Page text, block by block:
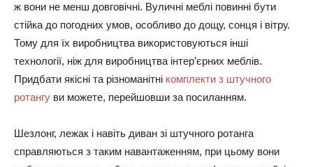
ж вони не менш довговічні. Вуличні меблі повинні бути
стійка до погодних умов, особливо до дощу, сонця і вітру.
Тому для їх виробництва використовуються інші
технології, ніж для виробництва інтер’єрних меблів.
Придбати якісні та різноманітні комплекти з штучного
ротангу ви можете, перейшовши за посиланням.
Шезлонг, лежак і навіть диван зі штучного ротанга
справляються з таким навантаженням, при цьому вони